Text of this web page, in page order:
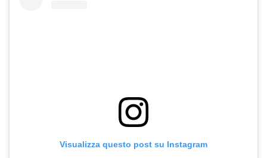
Visualizza questo post su Instagram